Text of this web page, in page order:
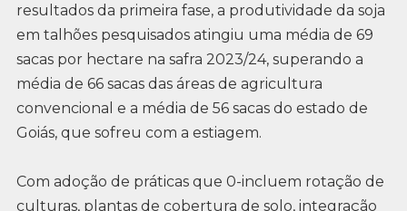
resultados da primeira fase, a produtividade da soja
em talhões pesquisados atingiu uma média de 69
sacas por hectare na safra 2023/24, superando a
média de 66 sacas das áreas de agricultura
convencional e a média de 56 sacas do estado de
Goiás, que sofreu com a estiagem.
Com adoção de práticas que 0-incluem rotação de
culturas, plantas de cobertura de solo, integração